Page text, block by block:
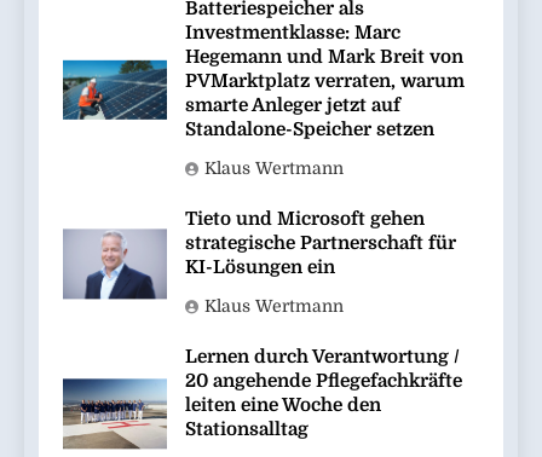
Batteriespeicher als
Investmentklasse: Marc
Hegemann und Mark Breit von
PVMarktplatz verraten, warum
smarte Anleger jetzt auf
Standalone-Speicher setzen
Klaus Wertmann
Tieto und Microsoft gehen
strategische Partnerschaft für
KI-Lösungen ein
Klaus Wertmann
Lernen durch Verantwortung /
20 angehende Pflegefachkräfte
leiten eine Woche den
Stationsalltag